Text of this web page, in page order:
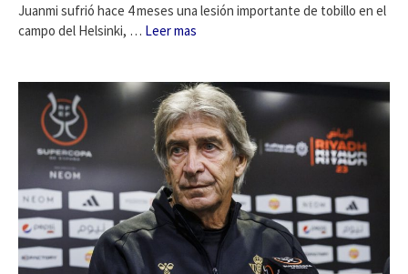
Juanmi sufrió hace 4 meses una lesión importante de tobillo en el
campo del Helsinki, … Leer mas